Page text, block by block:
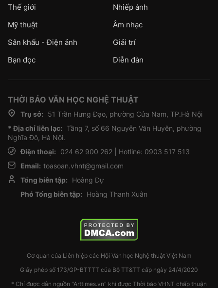
Thế giới
Nhiếp ảnh
Mỹ thuật
Âm nhạc
Sân khấu - Điện ảnh
Giải trí
Bạn đọc
Diễn đàn
THỜI BÁO VĂN HỌC NGHỆ THUẬT
Trụ sở:
51 Trần Hưng Đạo, phường Cửa Nam, TP.Hà Nội
* Địa chỉ liên lạc: Tầng 7, số 66 Nguyễn Văn Huyên, phường
Nghĩa Đô, Hà Nội.
Điện thoại:
024 62 900 262 | Hotline: 0903 517 513
Email: toasoan.vhnt@gmail.com
Tổng biên tập:
Hoàng Dự
Phó Tổng biên tập:
Hoàng Thanh Xuân
Cơ quan của Liên hiệp các Hội Văn học Nghệ thuật Việt Nam
Giấy phép số 173/GP-BTTTT của Bộ TT&TT cấp ngày 24/4/2020
* Chỉ được dẫn nguồn "Arttimes.vn" khi được Thời báo VHNT chấp thuận